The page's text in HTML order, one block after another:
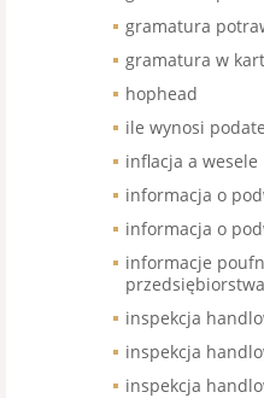
gramatura
gramatura w
hophead
ile wynosi
inflacja a wesele
informacja o
informacja o
informacje
przedsiębiorstwa
inspekcja
inspekcja
inspekcja